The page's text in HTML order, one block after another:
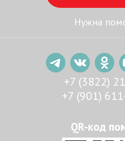
Нужна
+7 (3822)
+7 (901)